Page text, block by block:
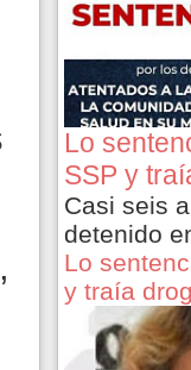
Lo
SSP y
Casi seis
detenido
Lo
y traía